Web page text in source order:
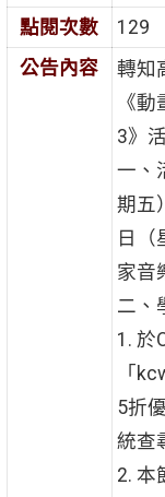
點閱次數
129
公告內容
轉知
《
3》
一、
期五
日（
家音
二、
1. 於
「
5折
統查
2. 本